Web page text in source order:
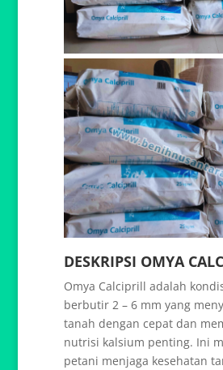
DESKRIPSI OMYA
Omya Calciprill adalah
berbutir 2 – 6 mm yang
tanah dengan cepat dan
nutrisi kalsium penting. Ini
petani menjaga kesehatan